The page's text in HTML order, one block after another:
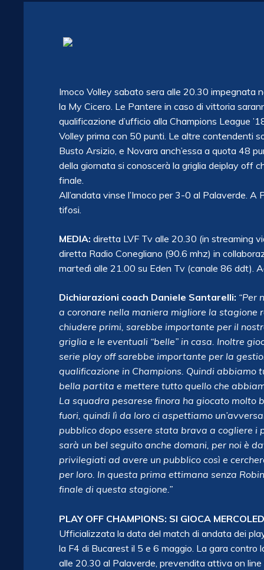
Imoco Volley sabato sera alle 20.30 impegnata
la My Cicero. Le Pantere in caso di vittoria
qualificazione d’ufficio alla Champions League
Volley prima con 50 punti. Le altre contendenti
Busto Arsizio, e Novara anch’essa a quota 48
della giornata si conoscerà la griglia deiplay off
finale.
All’andata vinse l’Imoco per 3-0 al Palaverde. A
tifosi.
MEDIA: diretta LVF Tv alle 20.30 (in streaming
diretta Radio Conegliano (90.6 mhz) in
martedì alle 21.00 su Eden Tv (canale 86 ddt).
Dichiarazioni coach Daniele Santarelli: “Per
a coronare nella maniera migliore la
chiudere primi, sarebbe importante per il
griglia e le eventuali “belle” in casa. Inoltre
serie play off sarebbe importante per la
qualificazione in Champions. Quindi abbiamo
bella partita e mettere tutto quello che
La squadra pesarese finora ha giocato molto
fuori, quindi lì da loro ci aspettiamo
pubblico dopo essere stata brava a cogliere i
sarà un bel seguito anche domani, per noi è
privilegiati ad avere un pubblico così e
per loro. In questa prima ettimana senza
finale di questa stagione.”
PLAY OFF CHAMPIONS: SI GIOCA
Ufficializzata la data del match di andata dei
la F4 di Bucarest il 5 e 6 maggio. La gara contro
alle 20.30 al Palaverde, prevendita attiva on